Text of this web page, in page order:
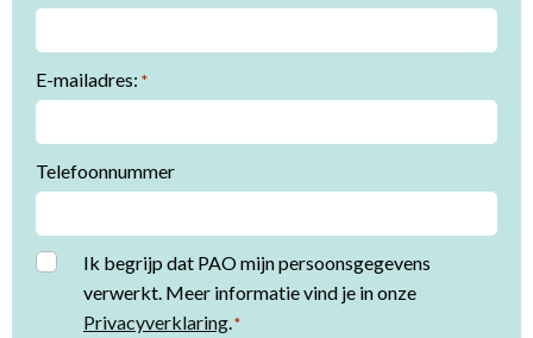
E-mailadres: *
Telefoonnummer
InstemmingIk begrijp dat PAO mijn persoonsgegevens
verwerkt. Meer informatie vind je in onze
Privacyverklaring *